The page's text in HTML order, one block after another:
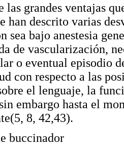
las grandes ventajas
han descrito varias
sea bajo anestesia
de vascularización,
o eventual episodio
con respecto a las
el lenguaje, la
embargo hasta el
8, 42,43).
buccinador